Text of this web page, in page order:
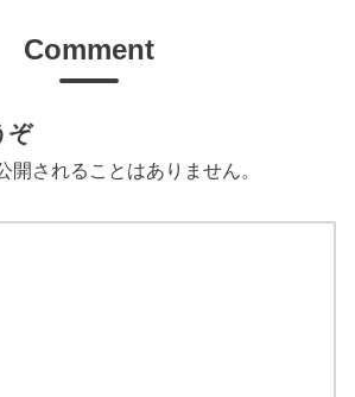
Comment
ぞ
開されることはありません。